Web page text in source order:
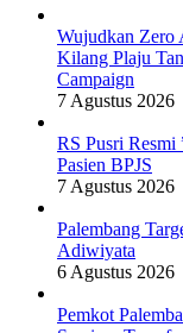
Wujudkan Zero
Kilang Plaju
Campaign
7 Agustus 2026
RS Pusri Resmi
Pasien BPJS
7 Agustus 2026
Palembang
Adiwiyata
6 Agustus 2026
Pemkot